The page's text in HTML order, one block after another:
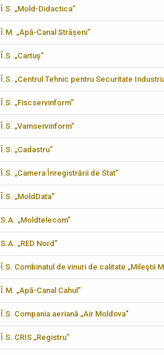
Î.S. „Mold-Didactica”
Î.M. „Apă-Canal Strășeni”
Î.S. „Cartuș”
Î.S. „Centrul Tehnic pentru Securitate
Î.S. „Fiscservinform”
Î.S. „Vamservinform”
Î.S. „Cadastru”
Î.S. „Camera Înregistrării de Stat”
Î.S. „MoldData”
S.A. „Moldtelecom”
S.A. „RED Nord”
Î.S. Combinatul de vinuri de calitate „Mileştii
Î.M. „Apă-Canal Cahul”
Î.S. Compania aeriană „Air Moldova"
Î.S. CRIS „Registru”